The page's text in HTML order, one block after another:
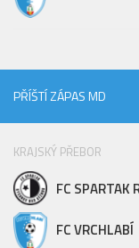
PŘÍŠTÍ ZÁPAS MD
KRAJSKÝ PŘEBOR
FC SPARTAK
FC VRCHLABÍ